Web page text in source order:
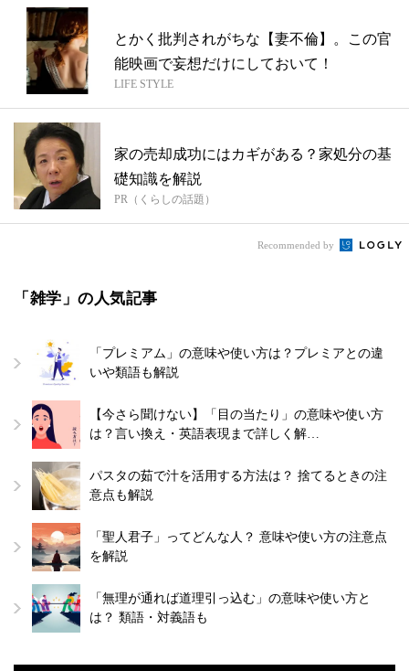
とかく批判されがちな【妻不倫】。この官
能映画で妄想だけにしておいて！
LIFE STYLE
家の売却成功にはカギがある？家処分の基
礎知識を解説
PR（くらしの話題）
Recommended by
「雑学」の人気記事
「プレミアム」の意味や使い方は？プレミアとの違
いや類語も解説
【今さら聞けない】「目の当たり」の意味や使い方
は？言い換え・英語表現まで詳しく解…
パスタの茹で汁を活用する方法は？ 捨てるときの注
意点も解説
「聖人君子」ってどんな人？ 意味や使い方の注意点
を解説
「無理が通れば道理引っ込む」の意味や使い方と
は？ 類語・対義語も